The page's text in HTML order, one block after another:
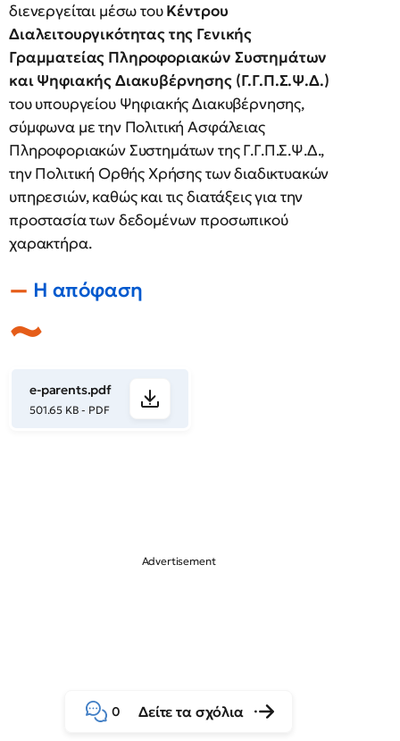
διενεργείται μέσω τουΚέντρου
Διαλειτουργικότητας της Γενικής
Γραμματείας Πληροφοριακών Συστημάτων
και Ψηφιακής Διακυβέρνησης (Γ.Γ.Π.Σ.Ψ.Δ.)
του υπουργείου Ψηφιακής Διακυβέρνησης,
σύμφωνα με την Πολιτική Ασφάλειας
Πληροφοριακών Συστημάτων της Γ.Γ.Π.Σ.Ψ.Δ.,
την Πολιτική Ορθής Χρήσης των διαδικτυακών
υπηρεσιών, καθώς και τις διατάξεις για την
προστασία των δεδομένων προσωπικού
χαρακτήρα.
Η απόφαση
e-parents.pdf
501.65 KB - PDF
0 Δείτε τα σχόλια